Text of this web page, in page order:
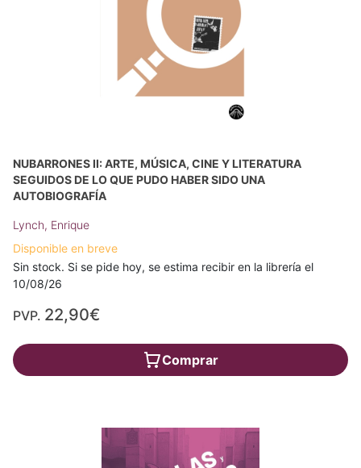
NUBARRONES II: ARTE, MÚSICA, CINE Y LITERATURA
SEGUIDOS DE LO QUE PUDO HABER SIDO UNA
AUTOBIOGRAFÍA
Lynch, Enrique
Disponible en breve
Sin stock. Si se pide hoy, se estima recibir en la librería el
10/08/26
PVP. 22,90€
Comprar